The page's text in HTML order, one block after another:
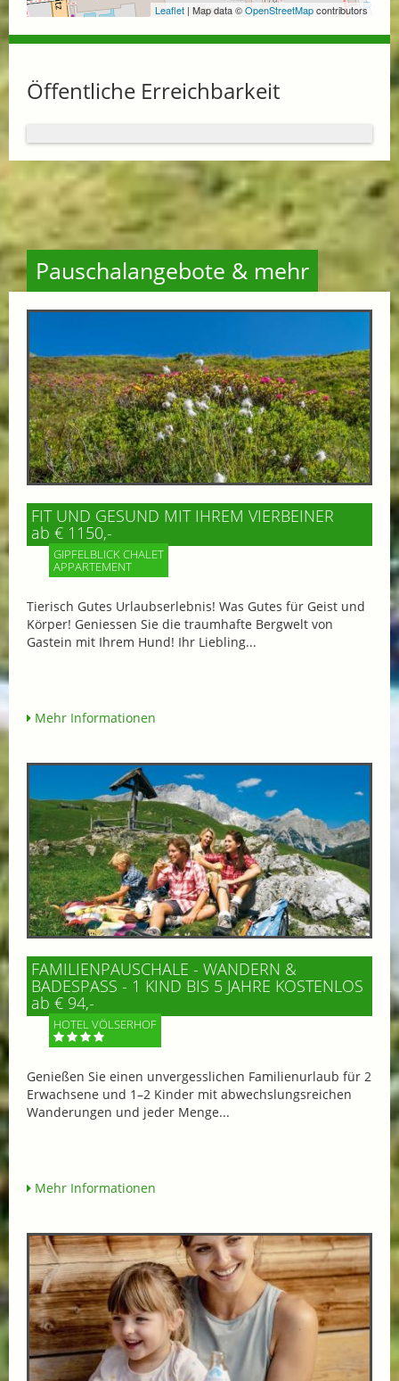
Leaflet | Map data ©OpenStreetMapcontributors
Öffentliche Erreichbarkeit
Pauschalangebote & mehr
FIT UND GESUND MIT IHREM VIERBEINER
ab € 1150,-
GIPFELBLICK CHALET
APPARTEMENT
Tierisch Gutes Urlaubserlebnis! Was Gutes für Geist und
Körper! Geniessen Sie die traumhafte Bergwelt von
Gastein mit Ihrem Hund! Ihr Liebling...
Mehr Informationen
FAMILIENPAUSCHALE - WANDERN &
BADESPASS - 1 KIND BIS 5 JAHRE KOSTENLOS
ab € 94,-
HOTEL VÖLSERHOF
Genießen Sie einen unvergesslichen Familienurlaub für 2
Erwachsene und 1–2 Kinder mit abwechslungsreichen
Wanderungen und jeder Menge...
Mehr Informationen